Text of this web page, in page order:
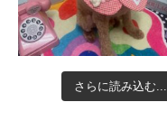
さらに読み込む...